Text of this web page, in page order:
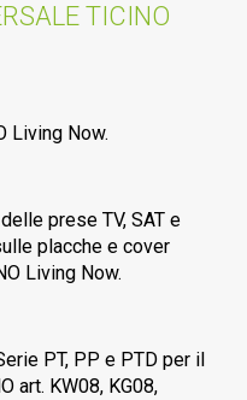
TICINO
Living Now.
prese TV, SAT e
placche e cover
Living Now.
PT, PP e PTD per il
art. KW08, KG08,